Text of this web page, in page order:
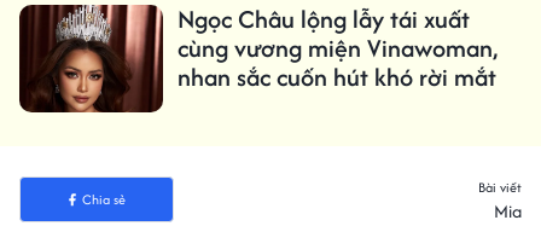
Ngọc Châu lộng lẫy tái xuất
cùng vương miện Vinawoman,
nhan sắc cuốn hút khó rời mắt
Chia sẻ
Bài viết
Mia